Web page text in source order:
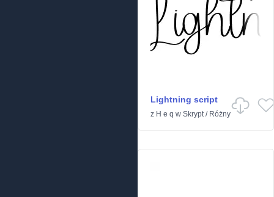
Lightning script
z H e q w Skrypt/ Różny